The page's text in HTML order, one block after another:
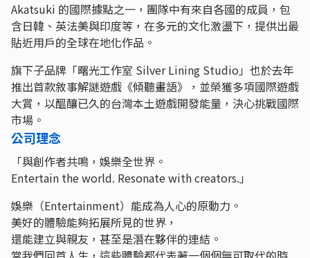
Akatsuki 的國際據點之一，團隊中有來自各國的成員，包
含日韓、英法美與印度等，在多元的文化激盪下，提供出最
貼近用戶的全球在地化作品。
旗下子品牌「曙光工作室 Silver Lining Studio」也於去年
推出首款敘事解謎遊戲《傾聽畫語》，並榮獲多項國際遊戲
大賞​​，以醞釀已久的台灣本土遊戲開發能量，決心挑戰國際
市場。
公司理念
「與創作者共鳴，娛樂全世界。
Entertain the world. Resonate with creators.」
娛樂（Entertainment）能成為人心的原動力。
美好的體驗能夠拓展所見的世界，
還能建立與親友，甚至是潛在夥伴的連結。